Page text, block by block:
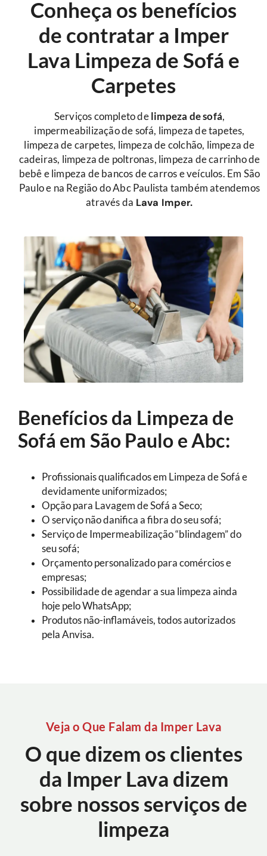
Conheça os benefícios
de contratar a Imper
Lava Limpeza de Sofá e
Carpetes
Serviços completo de limpeza de sofá,
impermeabilização de sofá, limpeza de tapetes,
limpeza de carpetes, limpeza de colchão, limpeza de
cadeiras, limpeza de poltronas, limpeza de carrinho de
bebê e limpeza de bancos de carros e veículos. Em São
Paulo e na Região do Abc Paulista também atendemos
através da Lava Imper.
Benefícios da Limpeza de
Sofá em São Paulo e Abc:
Profissionais qualificados em Limpeza de Sofá e
devidamente uniformizados;
Opção para Lavagem de Sofá a Seco;
O serviço não danifica a fibra do seu sofá;
Serviço de Impermeabilização “blindagem” do
seu sofá;
Orçamento personalizado para comércios e
empresas;
Possibilidade de agendar a sua limpeza ainda
hoje pelo WhatsApp;
Produtos não-inflamáveis, todos autorizados
pela Anvisa.
Veja o Que Falam da Imper Lava
O que dizem os clientes
da Imper Lava dizem
sobre nossos serviços de
limpeza